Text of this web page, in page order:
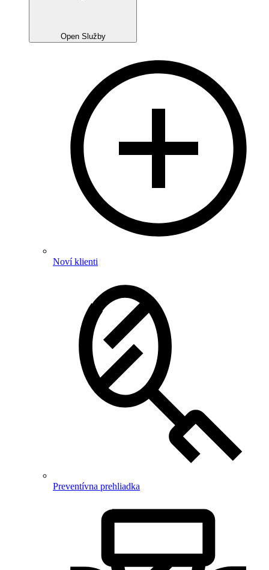
Open Služby
Noví klienti
Preventívna prehliadka